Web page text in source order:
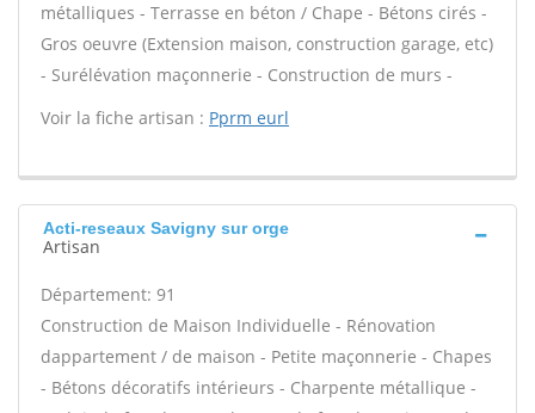
métalliques - Terrasse en béton / Chape - Bétons cirés -
Gros oeuvre (Extension maison, construction garage, etc)
- Surélévation maçonnerie - Construction de murs -
Voir la fiche artisan : Pprm eurl
Acti-reseaux Savigny sur orge
Artisan
Département: 91
Construction de Maison Individuelle - Rénovation
dappartement / de maison - Petite maçonnerie - Chapes
- Bétons décoratifs intérieurs - Charpente métallique -